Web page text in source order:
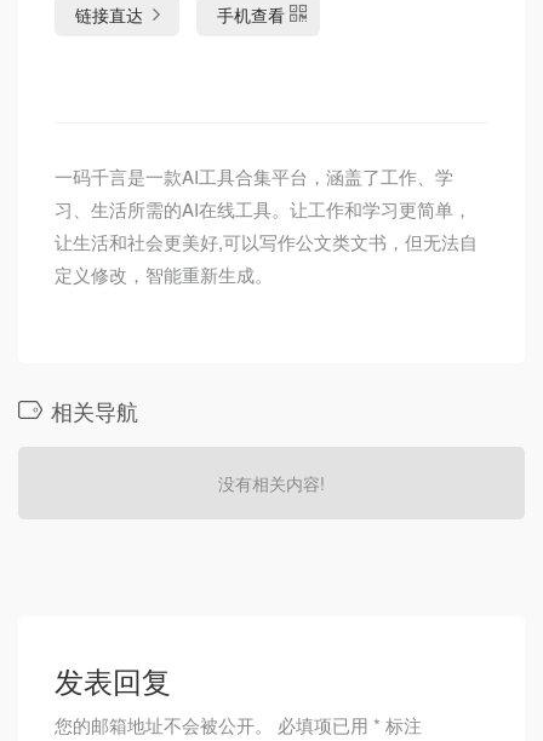
链接直达 手机查看
一码千言是一款AI工具合集平台，涵盖了工作、学
习、生活所需的AI在线工具。让工作和学习更简单，
让生活和社会更美好,可以写作公文类文书，但无法自
定义修改，智能重新生成。
相关导航
没有相关内容!
发表回复
您的邮箱地址不会被公开。 必填项已用 * 标注